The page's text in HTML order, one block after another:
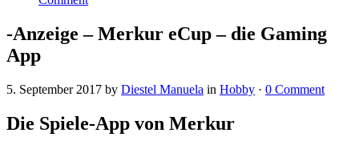
-Anzeige – Merkur eCup – die Gaming
App
5. September 2017 by Diestel Manuela in Hobby · 0 Comment
Die Spiele-App von Merkur